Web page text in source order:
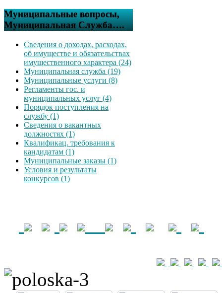
Муниципальные вопросы,
Муниципальная Служба….
Сведения о доходах, расходах,
об имуществе и обязательствах
имущественного характера (24)
Муниципальная служба (19)
Муниципальные услуги (8)
Регламенты гос. и
муниципальных услуг (4)
Порядок поступления на
службу (1)
Сведения о вакантных
должностях (1)
Квалификац. требования к
кандидатам (1)
Муниципальные заказы (1)
Условия и результаты
конкурсов (1)